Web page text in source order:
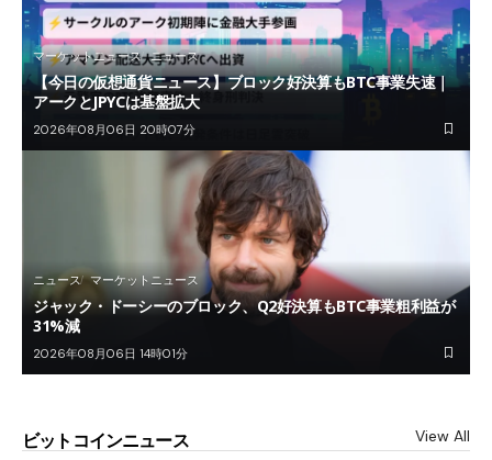
マーケットニュース ニュース
【今日の仮想通貨ニュース】ブロック好決算もBTC事業失速｜
アークとJPYCは基盤拡大
2026年08月06日 20時07分
ニュース マーケットニュース
ジャック・ドーシーのブロック、Q2好決算もBTC事業粗利益が
31%減
2026年08月06日 14時01分
ビットコインニュース View All